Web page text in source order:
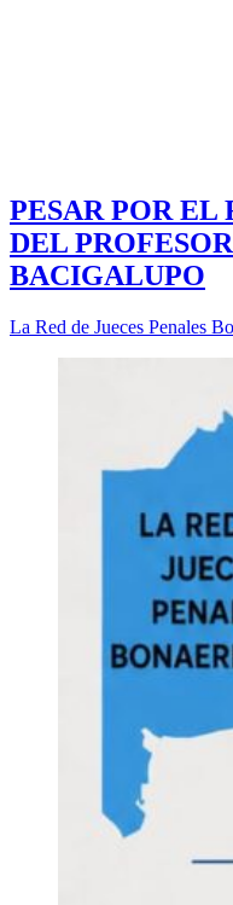
PESAR POR
DEL
BACIGALUPO
La Red de Jueces Penales